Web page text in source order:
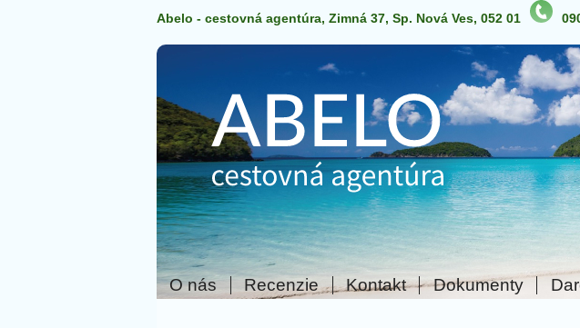
Abelo - cestovná agentúra, Zimná 37, Sp. Nová Ves, 052 01
O nás Recenzie Kontakt Dokumenty